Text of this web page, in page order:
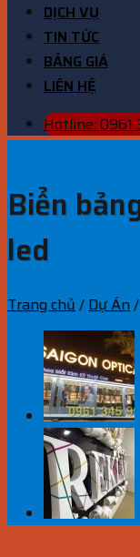
DỊCH VỤ
TIN TỨC
BẢNG GIÁ
LIÊN HỆ
Hotline: 0961
Biển
led
Trang chủ / Dự Án/